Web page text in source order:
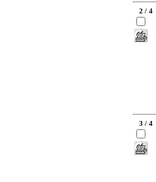
2 / 4
3 / 4